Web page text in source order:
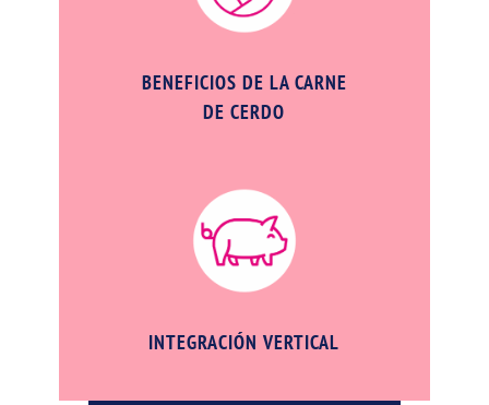
BENEFICIOS DE LA CARNE
DE CERDO
INTEGRACIÓN VERTICAL